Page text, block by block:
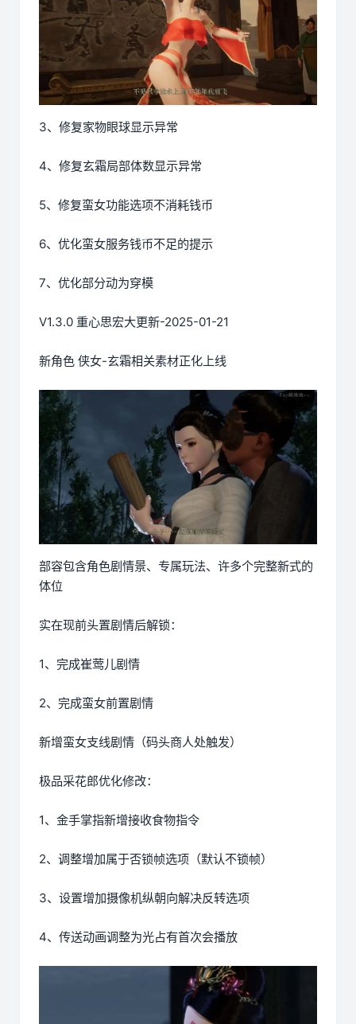
3、修复家物眼球显示异常
4、修复玄霜局部体数显示异常
5、修复蛮女功能选项不消耗钱币
6、优化蛮女服务钱币不足的提示
7、优化部分动为穿模
V1.3.0 重心思宏大更新-2025-01-21
新角色 侠女-玄霜相关素材正化上线
部容包含角色剧情景、专属玩法、许多个完整新式的
体位
实在现前头置剧情后解锁：
1、完成崔莺儿剧情
2、完成蛮女前置剧情
新增蛮女支线剧情（码头商人处触发）
极品采花郎优化修改：
1、金手掌指新增接收食物指令
2、调整增加属于否锁帧选项（默认不锁帧）
3、设置增加摄像机纵朝向解决反转选项
4、传送动画调整为光占有首次会播放